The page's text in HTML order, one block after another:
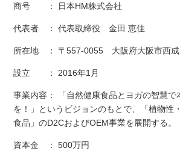
商号 ： 日本HM株式会社
代表者 ： 代表取締役 金田 恵佳
所在地 ： 〒557-0055 大阪府大阪市西成
設立 ： 2016年1月
事業内容： 「自然健康食品とヨガの智慧で
を！」というビジョンのもとで、「植物性
食品」のD2CおよびOEM事業を展開する。
資本金 ： 500万円